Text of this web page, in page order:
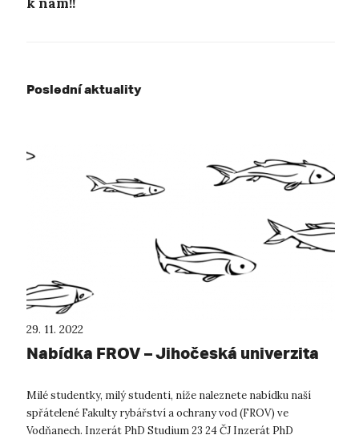
Poslední aktuality
29. 11. 2022
Nabídka FROV – Jihočeská univerzita
Milé studentky, milý studenti, níže naleznete nabídku naší
spřátelené Fakulty rybářství a ochrany vod (FROV) ve
Vodňanech. Inzerát PhD Studium 23 24 ČJ Inzerát PhD